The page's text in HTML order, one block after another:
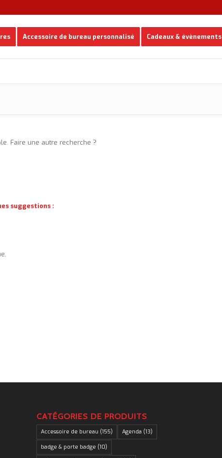
Accessoire de bureau personnalisé Cadeaux & évènements
Faire une autre recherche ?
suggestions :
CATÉGORIES DE PRODUITS
Accessoire de bureau (155) Agenda (13)
badge & porte badge (10)